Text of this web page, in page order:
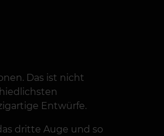
Das ist nicht
Entwürfe.
dritte Auge und so